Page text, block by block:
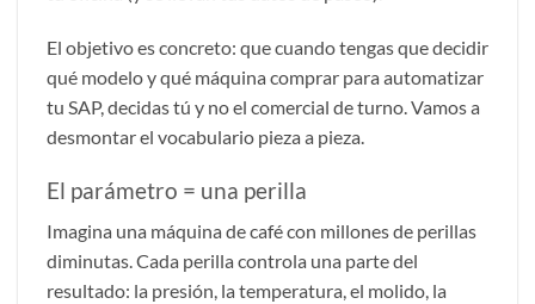
El objetivo es concreto: que cuando tengas que decidir
qué modelo y qué máquina comprar para automatizar
tu SAP, decidas tú y no el comercial de turno. Vamos a
desmontar el vocabulario pieza a pieza.
El parámetro = una perilla
Imagina una máquina de café con millones de perillas
diminutas. Cada perilla controla una parte del
resultado: la presión, la temperatura, el molido, la